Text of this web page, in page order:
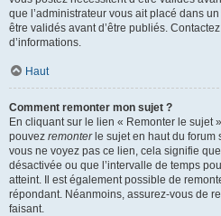
que l’administrateur vous ait placé dans
être validés avant d’être publiés.
d’informations.
Haut
Comment remonter mon sujet ?
En cliquant sur le lien « Remonter le sujet
pouvez remonterle sujet en haut du forum
vous ne voyez pas ce lien, cela signifie
désactivée ou que l’intervalle de temps
atteint. Il est également possible de
répondant. Néanmoins, assurez-vous de
faisant.